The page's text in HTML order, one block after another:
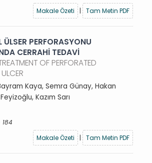
Makale Özeti
| Tam Metin PDF
ÜLSER PERFORASYONU
CERRAHİ TEDAVİ
OF PERFORATED
Kaya, Semra Günay, Hakan
Kazım Sarı
184
Makale Özeti
| Tam Metin PDF